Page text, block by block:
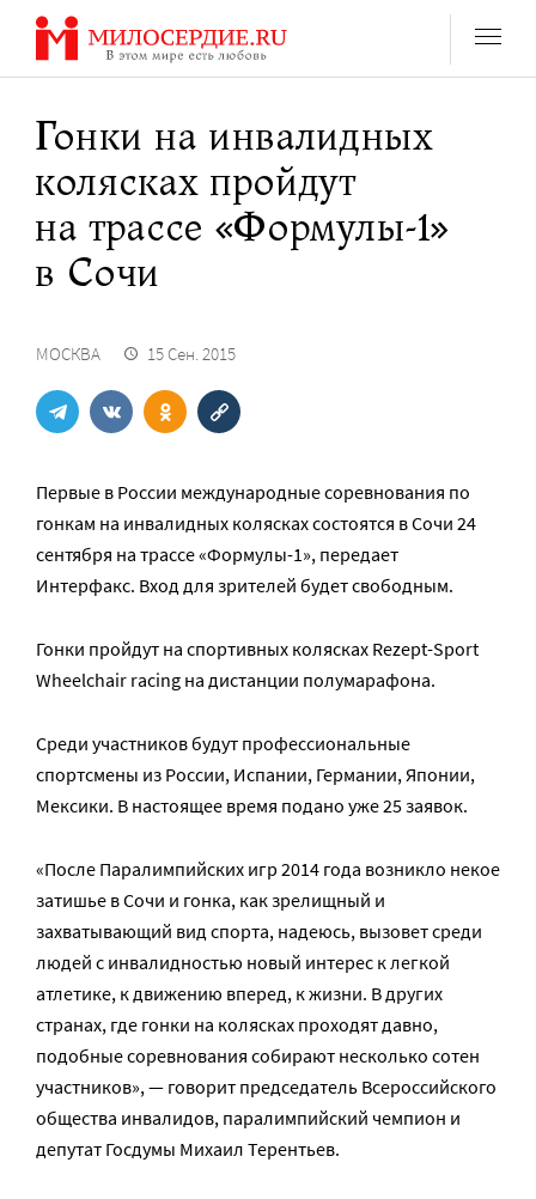
Перейти
содержанию
Гонки на инвалидных
колясках пройдут
на трассе «Формулы-1»
в Сочи
МОСКВА 15 Сен. 2015
Первые в России международные соревнования по
гонкам на инвалидных колясках состоятся в Cочи 24
сентября на трассе «Формулы-1», передает
Интерфакс. Вход для зрителей будет свободным.
Гонки пройдут на спортивных колясках Rezept-Sport
Wheelchair racing на дистанции полумарафона.
Среди участников будут профессиональные
спортсмены из России, Испании, Германии, Японии,
Мексики. В настоящее время подано уже 25 заявок.
«После Паралимпийских игр 2014 года возникло некое
затишье в Сочи и гонка, как зрелищный и
захватывающий вид спорта, надеюсь, вызовет среди
людей с инвалидностью новый интерес к легкой
атлетике, к движению вперед, к жизни. В других
странах, где гонки на колясках проходят давно,
подобные соревнования собирают несколько сотен
участников», — говорит председатель Всероссийского
общества инвалидов, паралимпийский чемпион и
депутат Госдумы Михаил Терентьев.